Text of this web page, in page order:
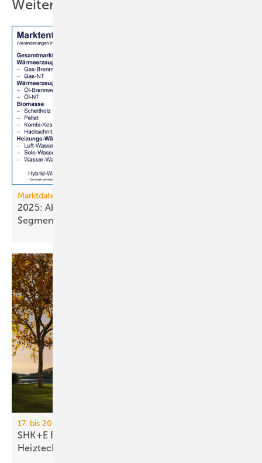
Weitere Inhalte
Marktdaten
2025: Absatz von Heiztechnik in 8 von 16
Segmenten im
17. bis 20. März 2026, Messe Essen
SHK+E Essen 2026: Sanitär-, Wasser-, Luft- und
Heiztechnik